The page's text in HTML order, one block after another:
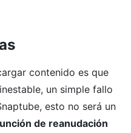
contenido es que
un simple fallo
esto no será un
de reanudación